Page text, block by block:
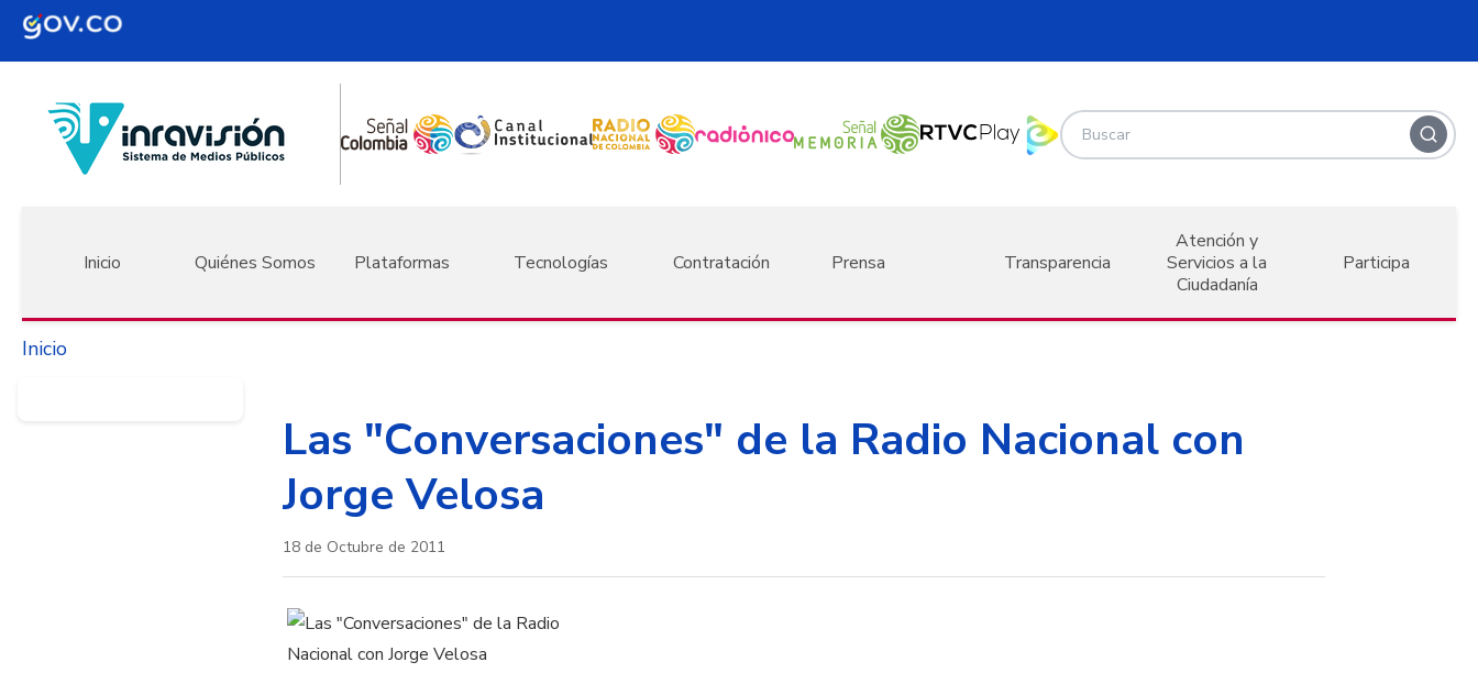
Pasar al contenido principal
Inicio Quiénes Somos Plataformas Tecnologías Contratación Prensa Transparencia
Atención y
Servicios a la
Ciudadanía
Participa
Inicio
Las "Conversaciones" de la Radio Nacional con
Jorge Velosa
18 de Octubre de 2011